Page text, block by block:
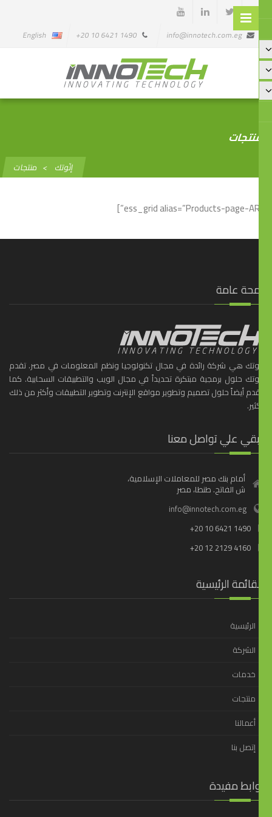
info@innotech.com.eg
1490 6421 10 20+
English
إنّوتك> منتجات
عامة
هي شركة رائدة في مجال تكنولوجيا ونظم المعلومات في مصر. تقدم
حلول برمجية مبتكرة تحديداً في مجال الويب والتطبيقات السحابية. كما
أيضاً حلول تصميم وتطوير مواقع الإنترنت وتطوير التطبيقات وأكثر من ذلك
علي تواصل معنا
أمام بنك مصر للمعاملات الإسلامية،
ش الفاتح. طنطا، مصر
info@innotech.com.eg
+20 10 6421 1490
+20 12 2129 4160
الرئيسية
الرئيسية
الشركة
خدمات
منتجات
أعمالنا
إتصل بنا
مفيدة